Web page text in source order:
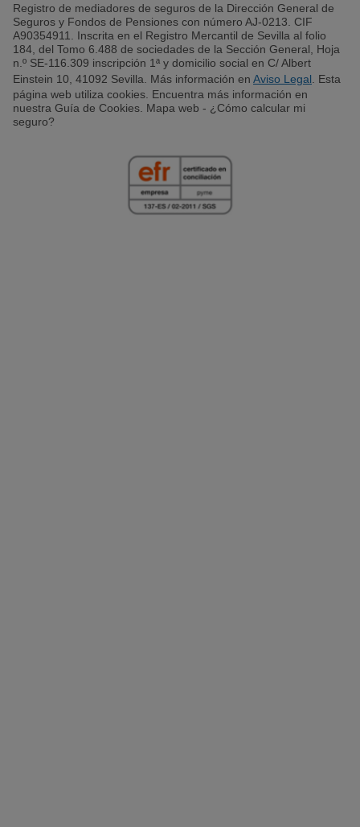
Registro de mediadores de seguros de la Dirección General de
Seguros y Fondos de Pensiones con número AJ-0213. CIF
A90354911. Inscrita en el Registro Mercantil de Sevilla al folio
184, del Tomo 6.488 de sociedades de la Sección General, Hoja
n.º SE-116.309 inscripción 1ª y domicilio social en C/ Albert
Einstein 10, 41092 Sevilla. Más información en Aviso Legal . Esta
página web utiliza cookies. Encuentra más información en
nuestra Guía de Cookies. Mapa web - ¿Cómo calcular mi
seguro?